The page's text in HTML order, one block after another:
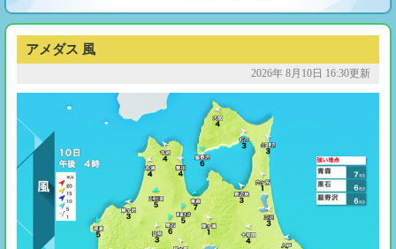
アメダス 風
2026年 8月10日 16:30更新